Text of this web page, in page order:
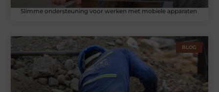
Slimme ondersteuning voor werken met mobiele apparaten
BLOG